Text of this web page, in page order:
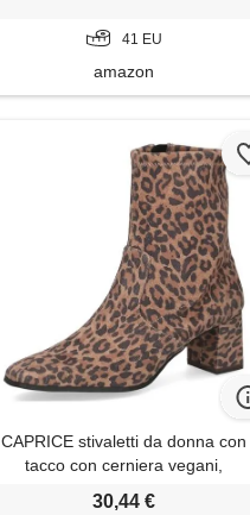
41 EU
amazon
CAPRICE stivaletti da donna con
tacco con cerniera vegani,
multicolore (leo stretch), 36 eu
30,44 €